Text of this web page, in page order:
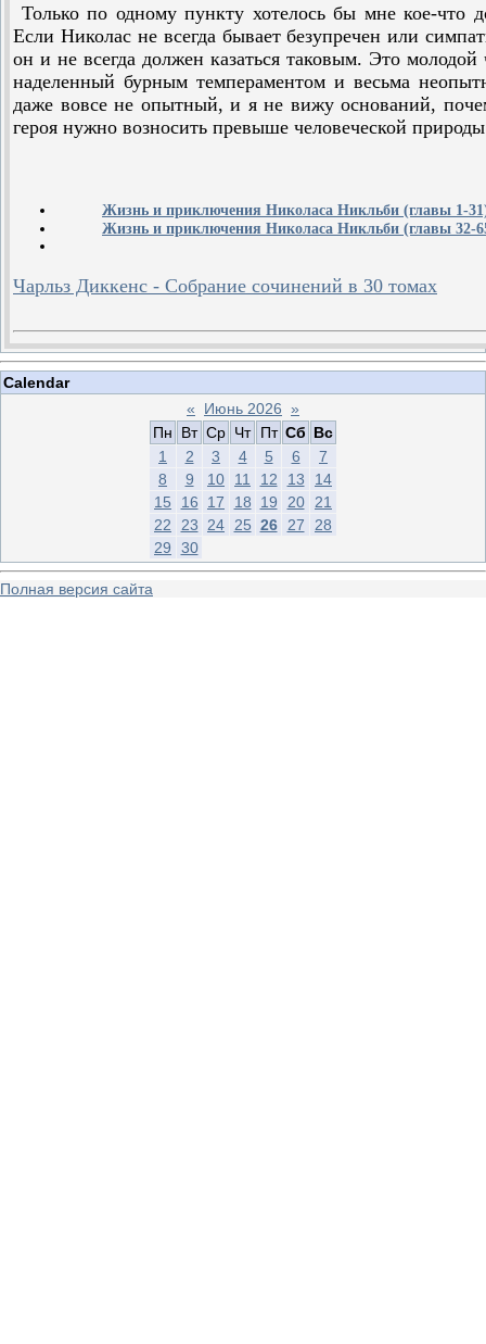
Только по одному пункту хотелось бы мне кое-что
Если Николас не всегда бывает безупречен или
он и не всегда должен казаться таковым. Это молодой
наделенный бурным темпераментом и весьма
даже вовсе не опытный, и я не вижу оснований,
героя нужно возносить превыше человеческой
Жизнь и приключения Николаса Никльби (главы 1-
Жизнь и приключения Николаса Никльби (главы 32-
Чарльз Диккенс - Собрание сочинений в 30 томах
Calendar
«
Июнь 2026 »
Пн
Вт Ср Чт Пт Сб Вс
1
2 3 4 5 6
7
8
9 10 11 12 13
14
15
16 17 18 19 20
21
22
23 24 25 26 27
28
29
30
Полная версия сайта